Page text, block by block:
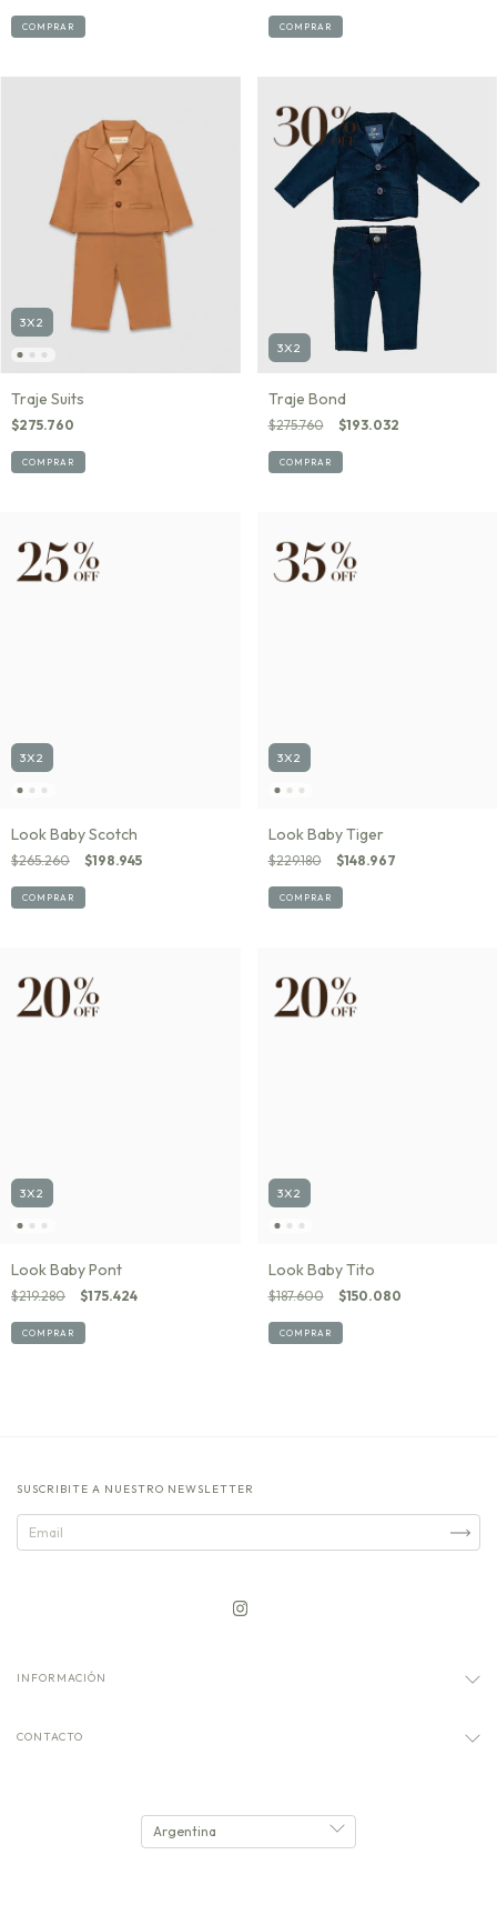
COMPRAR COMPRAR
3X2
Traje Suits
$275.760
COMPRAR
3X2
Traje Bond
$275.760 $193.032
COMPRAR
3X2
Look Baby Scotch
$265.260 $198.945
COMPRAR
3X2
Look Baby Tiger
$229.180 $148.967
COMPRAR
3X2
Look Baby Pont
$219.280 $175.424
COMPRAR
3X2
Look Baby Tito
$187.600 $150.080
COMPRAR
SUSCRIBITE A NUESTRO NEWSLETTER
INFORMACIÓN
CONTACTO